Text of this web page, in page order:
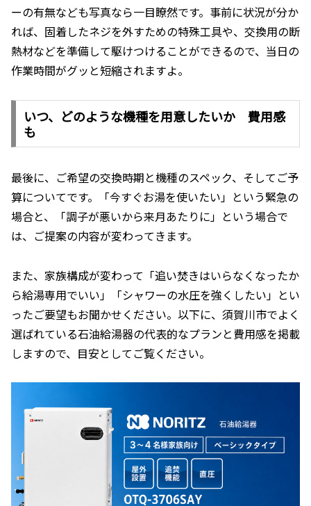
ーの有無なども写真なら一目瞭然です。事前に状況が分か
れば、固着したネジを外すための特殊工具や、交換用の断
熱材などを準備して駆けつけることができるので、当日の
作業時間がグッと短縮されますよ。
いつ、どのような機種を用意したいか 費用感
も
最後に、ご希望の交換時期と機種のスペック、そしてご予
算についてです。「今すぐお湯を使いたい」という緊急の
場合と、「調子が悪いから来月あたりに」という場合で
は、ご提案の内容が変わってきます。
また、家族構成が変わって「追い焚きはいらなくなったか
ら給湯専用でいい」「シャワーの水圧を強くしたい」とい
ったご要望もお聞かせください。以下に、須賀川市でよく
選ばれている石油給湯器の代表的なプランと費用感を掲載
しますので、目安としてご覧ください。